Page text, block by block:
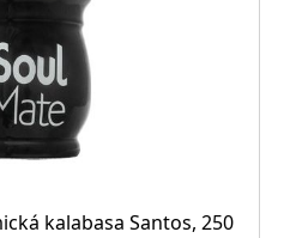
kalabasa Santos, 250